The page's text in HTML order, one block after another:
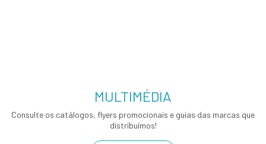
MULTIMÉDIA
Consulte os catálogos, flyers promocionais e guias das marcas que
distribuímos!